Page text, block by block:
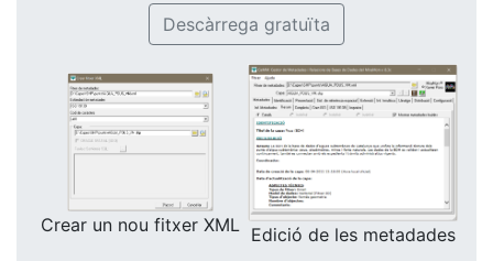
Descàrrega gratuïta
Crear un nou fitxer XML Edició de les metadades